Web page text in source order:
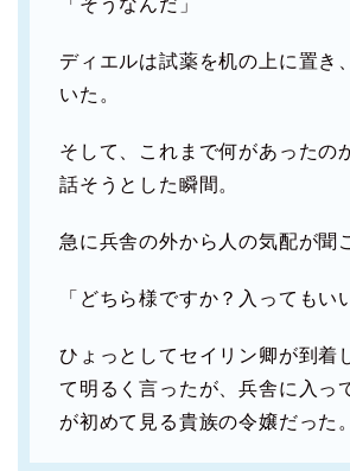
「そうなんだ」
ディエルは試薬を机の上に置き
いた。
そして、これまで何があったの
話そうとした瞬間。
急に兵舎の外から人の気配が聞
「どちら様ですか？入ってもい
ひょっとしてセイリン卿が到着
て明るく言ったが、兵舎に入っ
が初めて見る貴族の令嬢だった。